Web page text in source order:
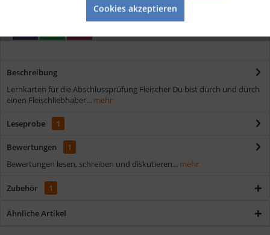
Beschreibung
Lernkarten für die Abschlussprüfung Fleischer Du bist durch und durch
einen Fleischliebhaber... mehr
Leseprobe 1
Bewertungen
1
Bewertungen lesen, schreiben und diskutieren... mehr
Zubehör 1
Ähnliche Artikel
Cookies akzeptieren